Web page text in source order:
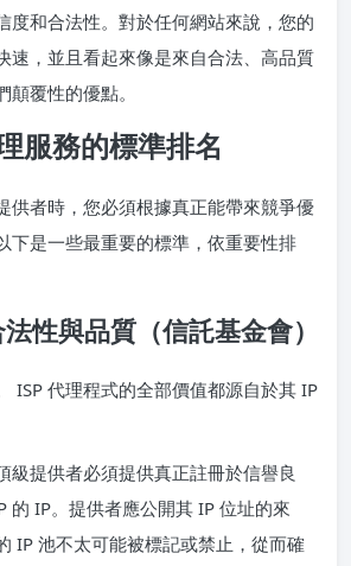
度和合法性。對於任何網站來說，您的
速，並且看起來像是來自合法、高品質
覆性的優點。
服務的標準排名
供者時，您必須根據真正能帶來競爭優
下是一些最重要的標準，依重要性排
性與品質（信託基金會）
ISP 代理程式的全部價值都源自於其 IP
級提供者必須提供真正註冊於信譽良
的 IP。提供者應公開其 IP 位址的來
IP 池不太可能被標記或禁止，從而確